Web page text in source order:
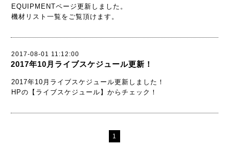
EQUIPMENTページ更新しました。
機材リスト一覧をご覧頂けます。
2017-08-01 11:12:00
2017年10月ライブスケジュール更新！
2017年10月ライブスケジュール更新しました！
HPの【ライブスケジュール】からチェック！
1